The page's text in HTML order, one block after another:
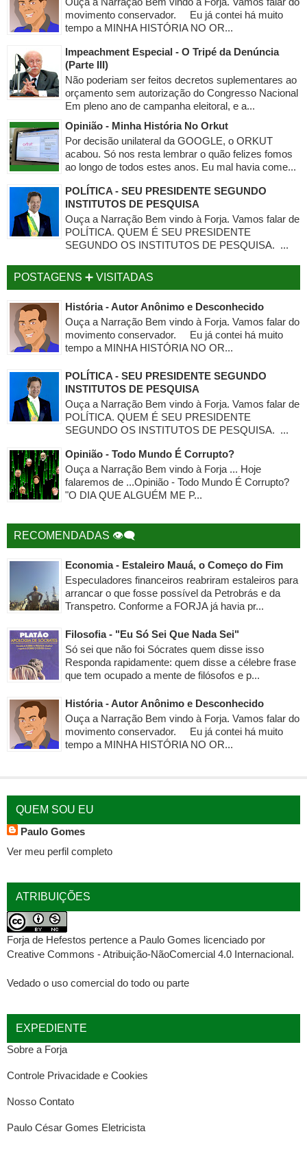
movimento conservador. Eu já contei há muito
tempo a MINHA HISTÓRIA NO OR...
Impeachment Especial - O Tripé da Denúncia
(Parte III)
Não poderiam ser feitos decretos suplementares ao
orçamento sem autorização do Congresso Nacional
Em pleno ano de campanha eleitoral, e a...
Opinião - Minha História No Orkut
Por decisão unilateral da GOOGLE, o ORKUT
acabou. Só nos resta lembrar o quão felizes fomos
ao longo de todos estes anos. Eu mal havia come...
POLÍTICA - SEU PRESIDENTE SEGUNDO
INSTITUTOS DE PESQUISA
Ouça a Narração Bem vindo à Forja. Vamos falar de
POLÍTICA. QUEM É SEU PRESIDENTE
SEGUNDO OS INSTITUTOS DE PESQUISA. ...
POSTAGENS ➕ VISITADAS
História - Autor Anônimo e Desconhecido
Ouça a Narração Bem vindo à Forja. Vamos falar do
movimento conservador. Eu já contei há muito
tempo a MINHA HISTÓRIA NO OR...
POLÍTICA - SEU PRESIDENTE SEGUNDO
INSTITUTOS DE PESQUISA
Ouça a Narração Bem vindo à Forja. Vamos falar de
POLÍTICA. QUEM É SEU PRESIDENTE
SEGUNDO OS INSTITUTOS DE PESQUISA. ...
Opinião - Todo Mundo É Corrupto?
Ouça a Narração Bem vindo à Forja ... Hoje
falaremos de ...Opinião - Todo Mundo É Corrupto?
"O DIA QUE ALGUÉM ME P...
RECOMENDADAS 👁‍🗨
Economia - Estaleiro Mauá, o Começo do Fim
Especuladores financeiros reabriram estaleiros para
arrancar o que fosse possível da Petrobrás e da
Transpetro. Conforme a FORJA já havia pr...
Filosofia - "Eu Só Sei Que Nada Sei"
Só sei que não foi Sócrates quem disse isso
Responda rapidamente: quem disse a célebre frase
que tem ocupado a mente de filósofos e p...
História - Autor Anônimo e Desconhecido
Ouça a Narração Bem vindo à Forja. Vamos falar do
movimento conservador. Eu já contei há muito
tempo a MINHA HISTÓRIA NO OR...
QUEM SOU EU
Paulo Gomes
Ver meu perfil completo
ATRIBUIÇÕES
Forja de Hefestos pertence a Paulo Gomes licenciado por
Creative Commons - Atribuição-NãoComercial 4.0 Internacional.
Vedado o uso comercial do todo ou parte
EXPEDIENTE
Sobre a Forja
Controle Privacidade e Cookies
Nosso Contato
Paulo César Gomes Eletricista